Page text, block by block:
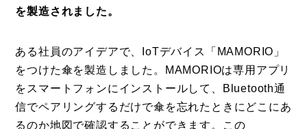
を製造されました。
ある社員のアイデアで、IoTデバイス「MAMORIO」
をつけた傘を製造しました。MAMORIOは専用アプリ
をスマートフォンにインストールして、Bluetooth通
信でペアリングするだけで傘を忘れたときにどこにあ
るのか地図で確認することができます。この